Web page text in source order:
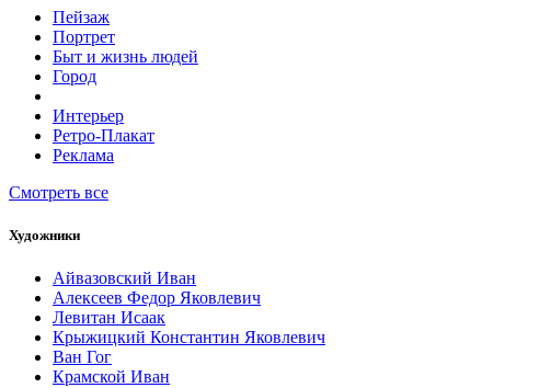
Пейзаж
Портрет
Быт и жизнь людей
Город
Интерьер
Ретро-Плакат
Реклама
Смотреть все
Художники
Айвазовский Иван
Алексеев Федор Яковлевич
Левитан Исаак
Крыжицкий Константин Яковлевич
Ван Гог
Крамской Иван